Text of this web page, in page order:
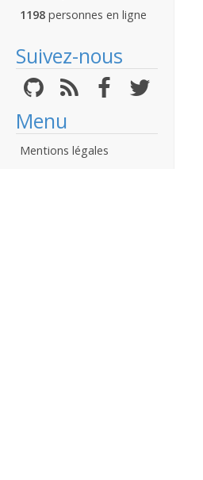
1198 personnes en ligne
Suivez-nous
Menu
Mentions légales